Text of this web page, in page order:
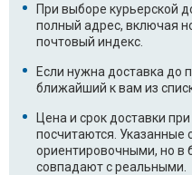
При выборе курьерской
полный адрес, включая
почтовый индекс.
Если нужна доставка до
ближайший к вам из
Цена и срок доставки
посчитаются. Указанные
ориентировочными, но в
совпадают с реальными.